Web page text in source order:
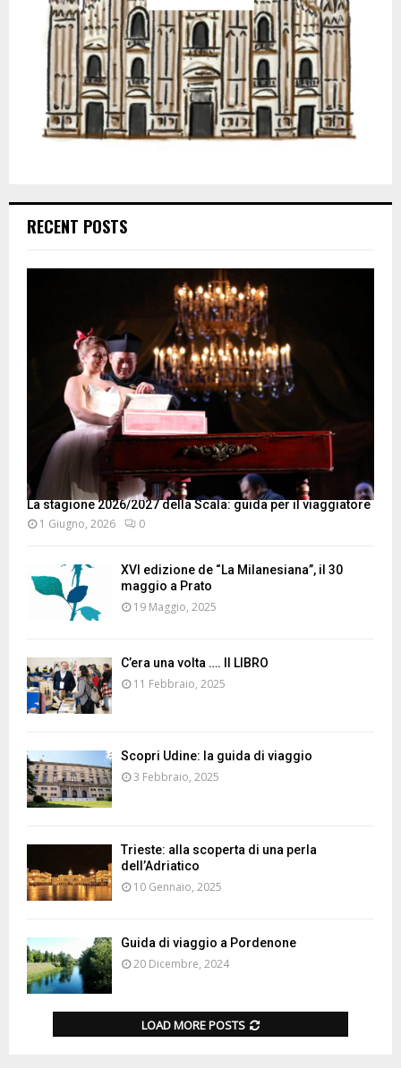
RECENT POSTS
La stagione 2026/2027 della Scala: guida per il viaggiatore
1 Giugno, 2026 0
XVI edizione de “La Milanesiana”, il 30
maggio a Prato
19 Maggio, 2025
C’era una volta …. Il LIBRO
11 Febbraio, 2025
Scopri Udine: la guida di viaggio
3 Febbraio, 2025
Trieste: alla scoperta di una perla
dell’Adriatico
10 Gennaio, 2025
Guida di viaggio a Pordenone
20 Dicembre, 2024
LOAD MORE POSTS